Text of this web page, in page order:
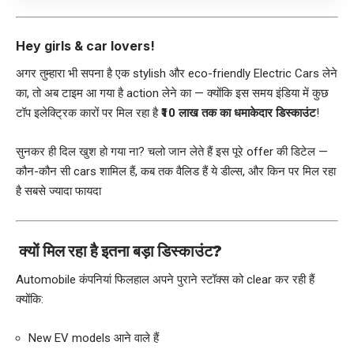
Hey girls & car lovers!
अगर तुम्हारा भी सपना है एक stylish और eco-friendly Electric Cars लेने
का, तो अब टाइम आ गया है action लेने का — क्योंकि इस समय इंडिया में कुछ
टॉप इलेक्ट्रिक कारों पर मिल रहा है₹10 लाख तक का धमाकेदार डिस्काउंट!
सुनकर ही दिल खुश हो गया ना? चलो जान लेते हैं इस पूरे offer की डिटेल —
कौन-कौन सी cars शामिल हैं, कब तक वैलिड हैं ये डील्स, और किन पर मिल रहा
है सबसे ज्यादा फायदा
क्यों मिल रहा है इतना बड़ा डिस्काउंट?
Automobile कंपनियां फिलहाल अपने पुराने स्टॉक्स को clear कर रही हैं
क्योंकि:
New EV models आने वाले हैं